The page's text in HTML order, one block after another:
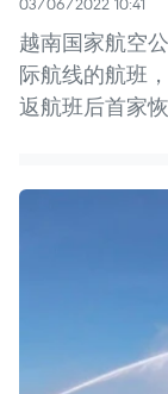
越南国家航空
际航线的航班
返航班后首家